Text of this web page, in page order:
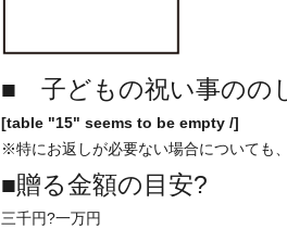
■ 子どもの祝い事のの
[table "15" seems to be empty /]
※特にお返しが必要ない場合についても
■贈る金額の目安?
三千円?一万円